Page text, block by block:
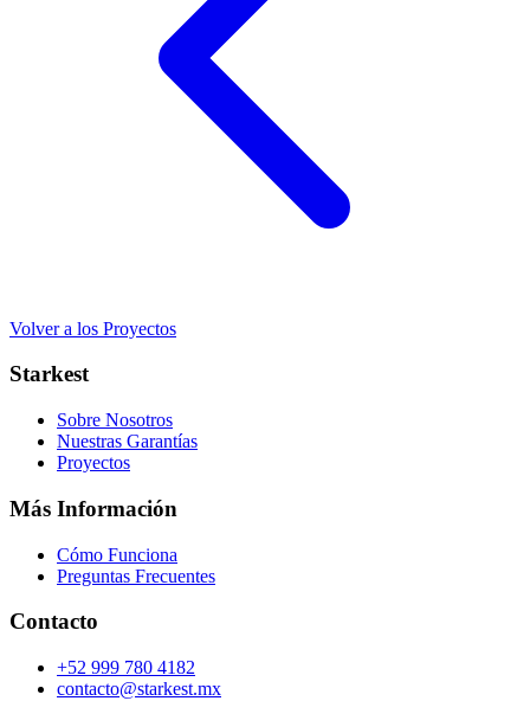
Volver a los Proyectos
Starkest
Sobre Nosotros
Nuestras Garantías
Proyectos
Más Información
Cómo Funciona
Preguntas Frecuentes
Contacto
+52 999 780 4182
contacto@starkest.mx